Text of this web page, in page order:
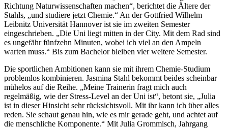
Richtung Naturwissenschaften machen“, berichtet die Ältere der
Stahls, „und studiere jetzt Chemie.“ An der Gottfried Wilhelm
Leibnitz Universität Hannover ist sie im zweiten Semester
eingeschrieben. „Die Uni liegt mitten in der City. Mit dem Rad sind
es ungefähr fünfzehn Minuten, wobei ich viel an den Ampeln
warten muss.“ Bis zum Bachelor bleiben vier weitere Semester.
Die sportlichen Ambitionen kann sie mit ihrem Chemie-Studium
problemlos kombinieren. Jasmina Stahl bekommt beides scheinbar
mühelos auf die Reihe. „Meine Trainerin fragt mich auch
regelmäßig, wie der Stress-Level an der Uni ist“, betont sie, „Julia
ist in dieser Hinsicht sehr rücksichtsvoll. Mit ihr kann ich über alles
reden. Sie schaut genau hin, wie es mir gerade geht, und achtet auf
die menschliche Komponente.“ Mit Julia Grommisch, Jahrgang